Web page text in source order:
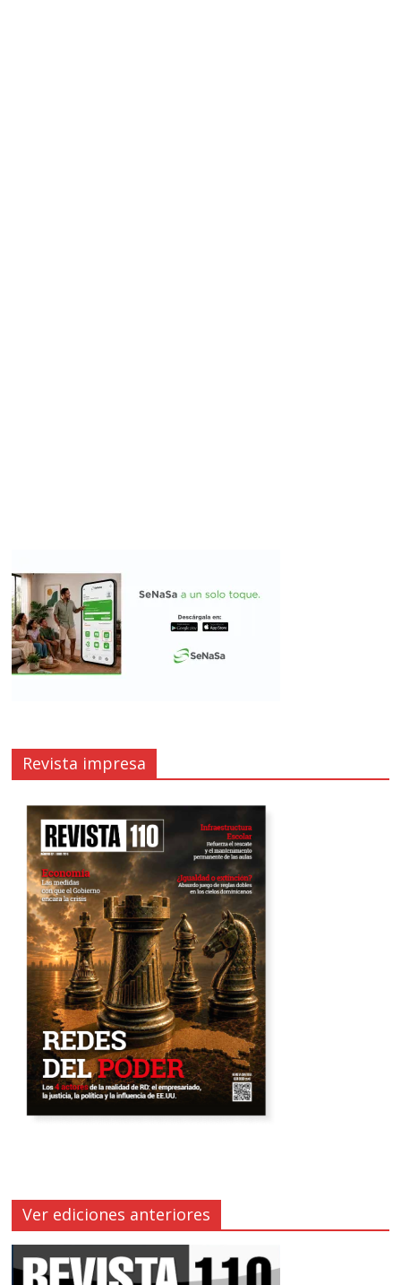
Revista impresa
Ver ediciones anteriores